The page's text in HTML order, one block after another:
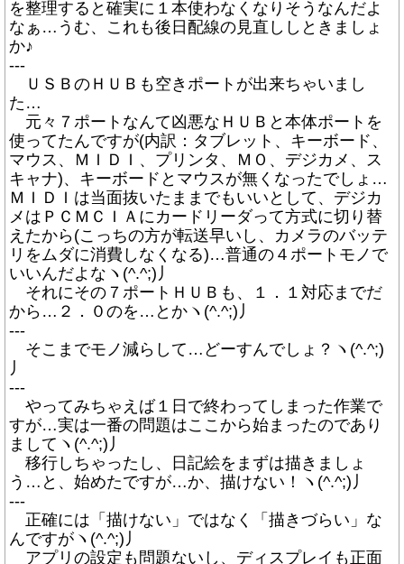
を整理すると確実に１本使わなくなりそうなんだよ
なぁ…うむ、これも後日配線の見直ししときましょ
か♪
---
ＵＳＢのＨＵＢも空きポートが出来ちゃいまし
た…
元々７ポートなんて凶悪なＨＵＢと本体ポートを
使ってたんですが(内訳：タブレット、キーボード、
マウス、ＭＩＤＩ、プリンタ、ＭＯ、デジカメ、ス
キャナ)、キーボードとマウスが無くなったでしょ…
ＭＩＤＩは当面抜いたままでもいいとして、デジカ
メはＰＣＭＣＩＡにカードリーダって方式に切り替
えたから(こっちの方が転送早いし、カメラのバッテ
リをムダに消費しなくなる)…普通の４ポートモノで
いいんだよなヽ(^.^;)丿
それにその７ポートＨＵＢも、１．１対応までだ
から…２．０のを…とかヽ(^.^;)丿
---
そこまでモノ減らして…どーすんでしょ？ヽ(^.^;)
丿
---
やってみちゃえば１日で終わってしまった作業で
すが…実は一番の問題はここから始まったのであり
ましてヽ(^.^;)丿
移行しちゃったし、日記絵をまずは描きましょ
う…と、始めたですが…か、描けない！ヽ(^.^;)丿
---
正確には「描けない」ではなく「描きづらい」な
んですがヽ(^.^;)丿
アプリの設定も問題ないし、ディスプレイも正面